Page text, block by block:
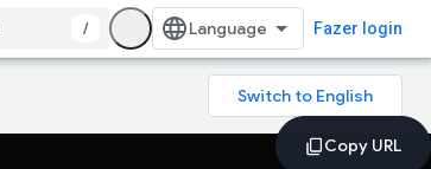
/ Fazer login